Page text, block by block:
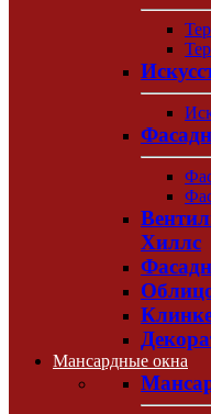
Хиллс
Мансардные окна